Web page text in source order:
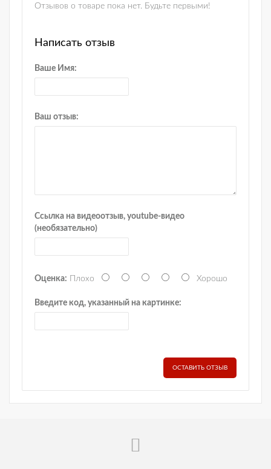
Отзывов о товаре пока нет. Будьте первыми!
Написать отзыв
Ваше Имя:
Ваш отзыв:
Ссылка на видеоотзыв, youtube-видео
(необязательно)
Оценка: Плохо Хорошо
Введите код, указанный на картинке:
ОСТАВИТЬ ОТЗЫВ